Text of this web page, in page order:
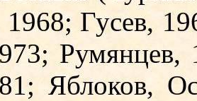
Гусев,
Румянцев,
Яблоков,